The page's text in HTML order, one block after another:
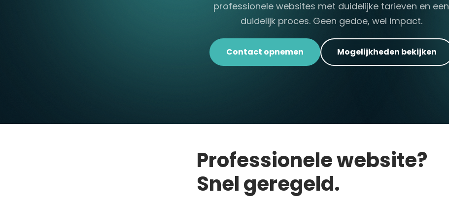
professionele websites met duidelijke tarieven en een
duidelijk proces. Geen gedoe, wel impact.
Contact opnemen Mogelijkheden bekijken
Professionele website?
Snel geregeld.